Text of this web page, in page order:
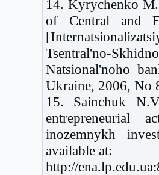
14. Kyrychenko
of Central and
Tsentral'no-
Natsional'noho
Ukraine, 2006, No
15. Sainchuk
entrepreneurial
inozemnykh
available at:
http://